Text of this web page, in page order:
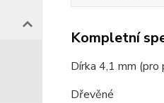
Kompletní
Dírka 4,1 mm (pro
Dřevěné